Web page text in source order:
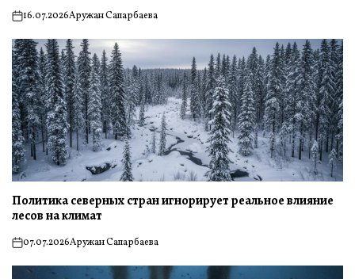
on16.07.2026Аружан Сапарбаева
Политика северных стран игнорирует реальное влияние
лесов на климат
on07.07.2026Аружан Сапарбаева